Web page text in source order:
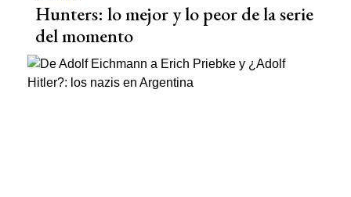
Hunters: lo mejor y lo peor de la serie
del momento